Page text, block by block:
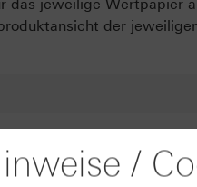
das jeweilige Wertpapier
der
/